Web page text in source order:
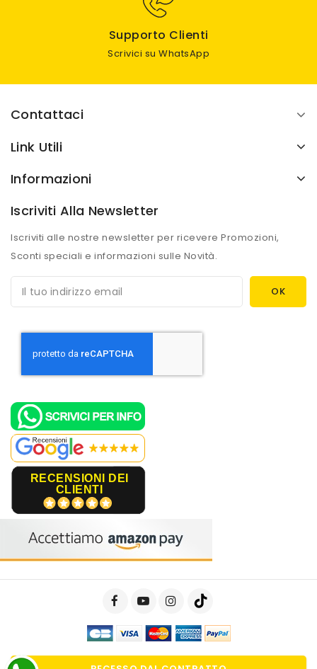
Supporto Clienti
Scrivici su WhatsApp
Contattaci
Link Utili
Informazioni
Iscriviti Alla Newsletter
Iscriviti alle nostre newsletter per ricevere Promozioni,
Sconti speciali e informazioni sulle Novità.
RECENSIONI DEI
CLIENTI